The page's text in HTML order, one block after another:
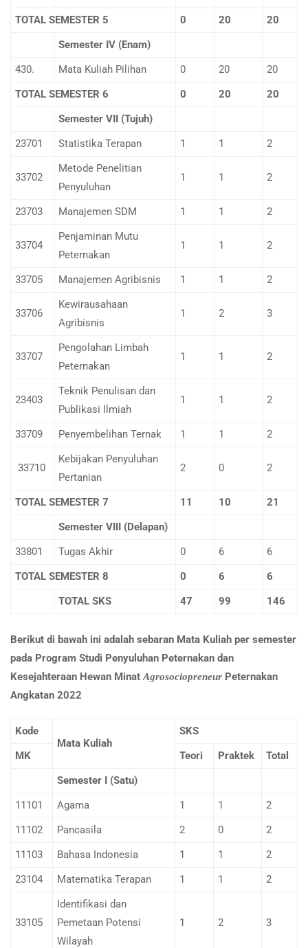
TOTAL SEMESTER 5
0 20
20
Semester IV (Enam)
430.
Mata Kuliah Pilihan 0 20
20
TOTAL SEMESTER 6
0 20
20
Semester VII (Tujuh)
23701
Statistika Terapan 1 1 2
33702
Metode Penelitian
Penyuluhan
1 1 2
23703 Manajemen SDM 1 1 2
33704
Penjaminan Mutu
Peternakan
1 1 2
33705 Manajemen Agribisnis 1 1 2
33706
Kewirausahaan
Agribisnis
1 2 3
33707
Pengolahan Limbah
Peternakan
1 1 2
23403
Teknik Penulisan dan
Publikasi Ilmiah
1 1 2
33709 Penyembelihan Ternak 1 1 2
33710
Kebijakan Penyuluhan
Pertanian
2 0 2
TOTAL SEMESTER 7 11 10
21
Semester VIII (Delapan)
33801
Tugas Akhir 0 6
6
TOTAL SEMESTER 8
0 6
6
TOTAL SKS
47 99 146
Berikut di bawah ini adalah sebaran Mata Kuliah per semester
pada Program Studi Penyuluhan Peternakan dan
Kesejahteraan Hewan MinatAgrosociopreneur Peternakan
Angkatan 2022
Kode
Mata Kuliah
SKS
MK
Teori Praktek
Total
Semester I (Satu)
11101
Agama 1 1
2
11102
Pancasila 2 0
2
11103
Bahasa Indonesia 1 1
2
23104
Matematika Terapan 1 1 2
33105
Identifikasi dan
Pemetaan Potensi
Wilayah
1 2 3